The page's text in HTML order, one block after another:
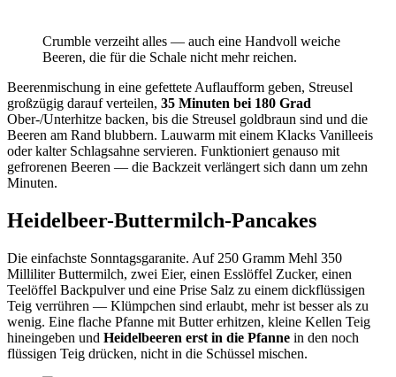
Crumble verzeiht alles — auch eine Handvoll weiche
Beeren, die für die Schale nicht mehr reichen.
Beerenmischung in eine gefettete Auflaufform geben, Streusel
großzügig darauf verteilen, 35 Minuten bei 180 Grad
Ober-/Unterhitze backen, bis die Streusel goldbraun sind und die
Beeren am Rand blubbern. Lauwarm mit einem Klacks Vanilleeis
oder kalter Schlagsahne servieren. Funktioniert genauso mit
gefrorenen Beeren — die Backzeit verlängert sich dann um zehn
Minuten.
Heidelbeer-Buttermilch-Pancakes
Die einfachste Sonntagsgaranite. Auf 250 Gramm Mehl 350
Milliliter Buttermilch, zwei Eier, einen Esslöffel Zucker, einen
Teelöffel Backpulver und eine Prise Salz zu einem dickflüssigen
Teig verrühren — Klümpchen sind erlaubt, mehr ist besser als zu
wenig. Eine flache Pfanne mit Butter erhitzen, kleine Kellen Teig
hineingeben und Heidelbeeren erst in die Pfanne in den noch
flüssigen Teig drücken, nicht in die Schüssel mischen.